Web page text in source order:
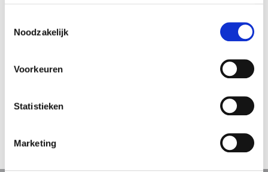
Noodzakelijk
Voorkeuren
Statistieken
Marketing